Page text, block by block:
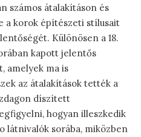
számos átalakításon és
a korok építészeti stílusait
Különösen a 18.
kapott jelentős
amelyek ma is
az átalakítások tették a
díszített
hogyan illeszkedik
látnivalók sorába, miközben